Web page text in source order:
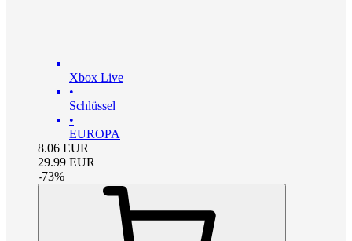
Xbox Live
•
Schlüssel
•
EUROPA
8.06 EUR
29.99 EUR
-73%